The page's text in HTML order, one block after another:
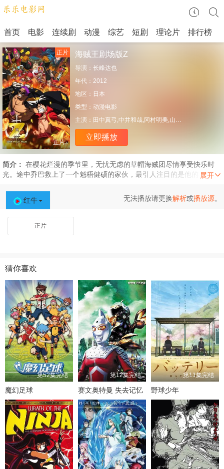
首页 电影 连续剧 动漫 综艺 短剧 理论片 排行榜
正片
正片 海贼王剧场版Z
导演： 长峰达也
年代： 2012
地区： 日本
类型： 动漫电影
主演： 田中真弓,中井和哉,冈村明美,山口胜平,平田广明,
立即播放
简介：
光。途中乔巴救上了一个魁梧健硕的家伙，最引人注目的是他的右腕装
此人便是曾经培养出无数优秀弟子的原海军大将Z（大冢芳忠 配音）。
苏醒后的Z得知路飞（田中真弓 配音）等人的身份后反目成仇，与随后
贼团予以残酷无情的重创。原来Z因某件往事而对海贼极度憎恨，此时
他正酝酿一项恐怖计划，势要带领“NEO海军”将新世界的海贼一举歼
红牛 无法播放请更换解析或播放源。
正片
猜你喜欢
第52集完结
魔幻足球
第12集完结
赛文奥特曼 失去记忆
第11集完结
野球少年